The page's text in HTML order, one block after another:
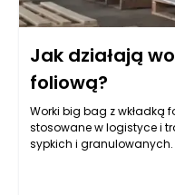
Jak działają
foliową?
Worki big bag z wkładką
stosowane w logistyce i
sypkich i
polipropylenowego lub